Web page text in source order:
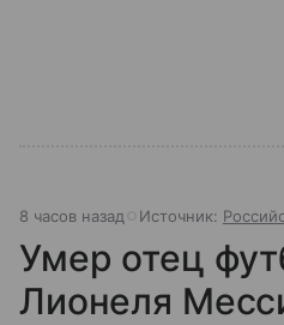
8 часов назад Источник:
Умер отец
Лионеля